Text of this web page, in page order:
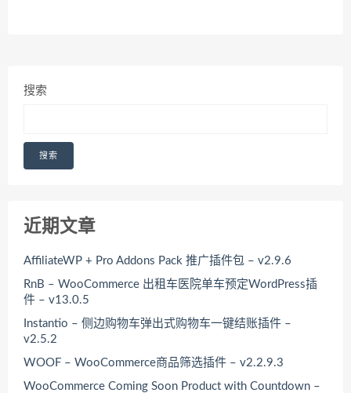
搜索
搜索
近期文章
AffiliateWP + Pro Addons Pack 推广插件包 – v2.9.6
RnB – WooCommerce 出租车医院单车预定WordPress插
件 – v13.0.5
Instantio – 侧边购物车弹出式购物车一键结账插件 –
v2.5.2
WOOF – WooCommerce商品筛选插件 – v2.2.9.3
WooCommerce Coming Soon Product with Countdown –